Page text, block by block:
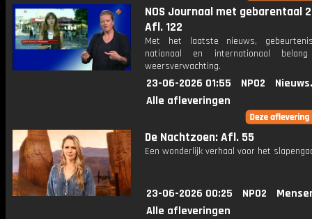
NOS Journaal met gebarentaal
Afl. 122
Met het laatste nieuws,
nationaal en internationaal
weersverwachting.
23-06-2026 01:55 NPO2
Alle afleveringen
De Nachtzoen: Afl. 55
Een wonderlijk verhaal voor het
23-06-2026 00:25 NPO2
Alle afleveringen